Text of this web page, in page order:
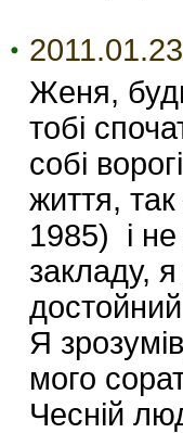
Женя,
тобі
собі
життя,
1985) і не
закладу,
Я
мого
Чесній